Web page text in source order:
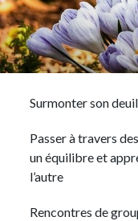
Surmonter son deuil
Passer à travers
un équilibre et
l’autre
Rencontres de